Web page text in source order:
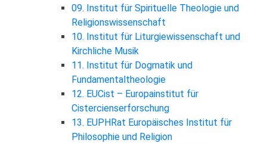
09. Institut für Spirituelle Theologie und
Religionswissenschaft
10. Institut für Liturgiewissenschaft und
Kirchliche Musik
11. Institut für Dogmatik und
Fundamentaltheologie
12. EUCist – Europainstitut für
Cistercienserforschung
13. EUPHRat Europäisches Institut für
Philosophie und Religion